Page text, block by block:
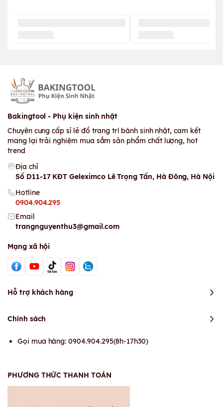
Bakingtool - Phụ kiện sinh nhật
Chuyên cung cấp sỉ lẻ đồ trang trí bánh sinh nhật, cam kết
mang lại trải nghiệm mua sắm sản phẩm chất lượng, hot
trend
Địa chỉ
Số D11-17 KĐT Geleximco Lê Trọng Tấn, Hà Đông, Hà Nội
Hotline
0904.904.295
Email
trangnguyenthu3@gmail.com
Mạng xã hội
Hỗ trợ khách hàng
Chính sách
Gọi mua hàng: 0904.904.295(8h-17h30)
PHƯƠNG THỨC THANH TOÁN